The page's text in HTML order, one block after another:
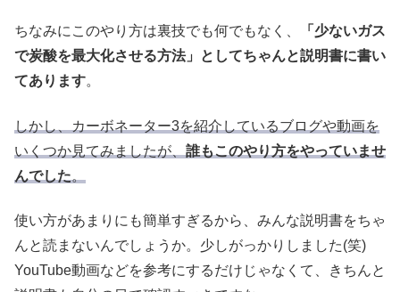
ちなみにこのやり方は裏技でも何でもなく、
「少ないガス
で炭酸を最大化させる方法」としてちゃんと説明書に書い
てあります。
しかし、カーボネーター3を紹介しているブログや動画を
いくつか見てみましたが、 誰もこのやり方をやっていませ
んでした。
使い方があまりにも簡単すぎるから、みんな説明書をちゃ
んと読まないんでしょうか。少しがっかりしました(笑)
YouTube動画などを参考にするだけじゃなくて、きちんと